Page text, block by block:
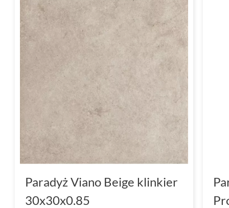
Paradyż Viano Beige klinkier
30x30x0.85